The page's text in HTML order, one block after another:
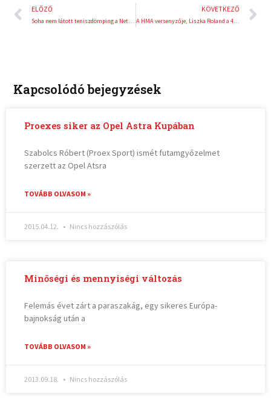
Előző
ELŐZŐ KÖVETKEZŐ
A HMA versenyzője, Liszka Roland a 4. helyen zárta a Superenduro-vb németországi fordulóját
Kapcsolódó bejegyzések
Proexes siker az Opel Astra Kupában
Szabolcs Róbert (Proex Sport) ismét futamgyőzelmet
szerzett az Opel Atsra
TOVÁBB OLVASOM »
2015.04.12. Nincs hozzászólás
Minőségi és mennyiségi változás
Felemás évet zárt a paraszakág, egy sikeres Európa-
bajnokság után a
TOVÁBB OLVASOM »
2013.09.18. Nincs hozzászólás